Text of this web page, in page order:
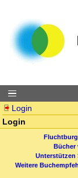
Login
Login
Fluchtburg
Bücher
Unterstützen
Weitere